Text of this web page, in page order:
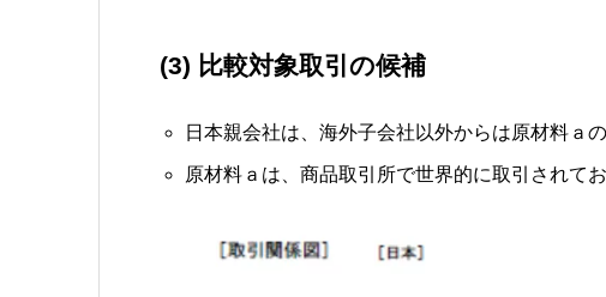
(3) 比較対象取引の候補
日本親会社は、海外子会社以外からは原材料ａ
原材料ａは、商品取引所で世界的に取引されて